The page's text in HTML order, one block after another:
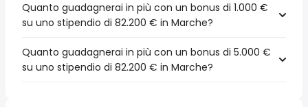
Quanto guadagnerai in più con un bonus di 1.000 €
su uno stipendio di 82.200 € in Marche?
Quanto guadagnerai in più con un bonus di 5.000 €
su uno stipendio di 82.200 € in Marche?